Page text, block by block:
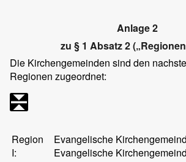
Anlage 2
zu § 1 Absatz 2
Die Kirchengemeinden sind den
Regionen zugeordnet:
Region
I:
Evangelische
Evangelische